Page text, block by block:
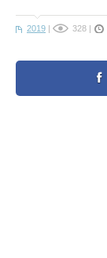
2019 | 328 |